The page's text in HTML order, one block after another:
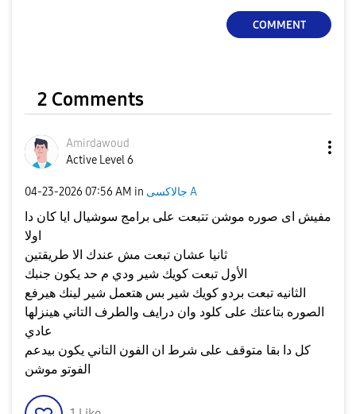
COMMENT
2 Comments
Amirdawoud
Active Level 6
‎04-23-2026 07:56 AM in جالاكسى A
مفيش اى صوره موشن تتبعت على برامج سوشيال ايا كان دا
اولا
ثانيا عشان تبعت مش عندك الا طريقتين
الأول تبعت كويك شير ودي م حد يكون جنبك
الثانيه تبعت بردو كويك شير بس هتعمل شير لينك هيرفع
الصوره بتاعتك على كلود وان درايف والطرف التاني هينزلها
عادي
كل دا بقا متوقف على شرط ان الفون التاني يكون بيدعم
الفوتو موشن